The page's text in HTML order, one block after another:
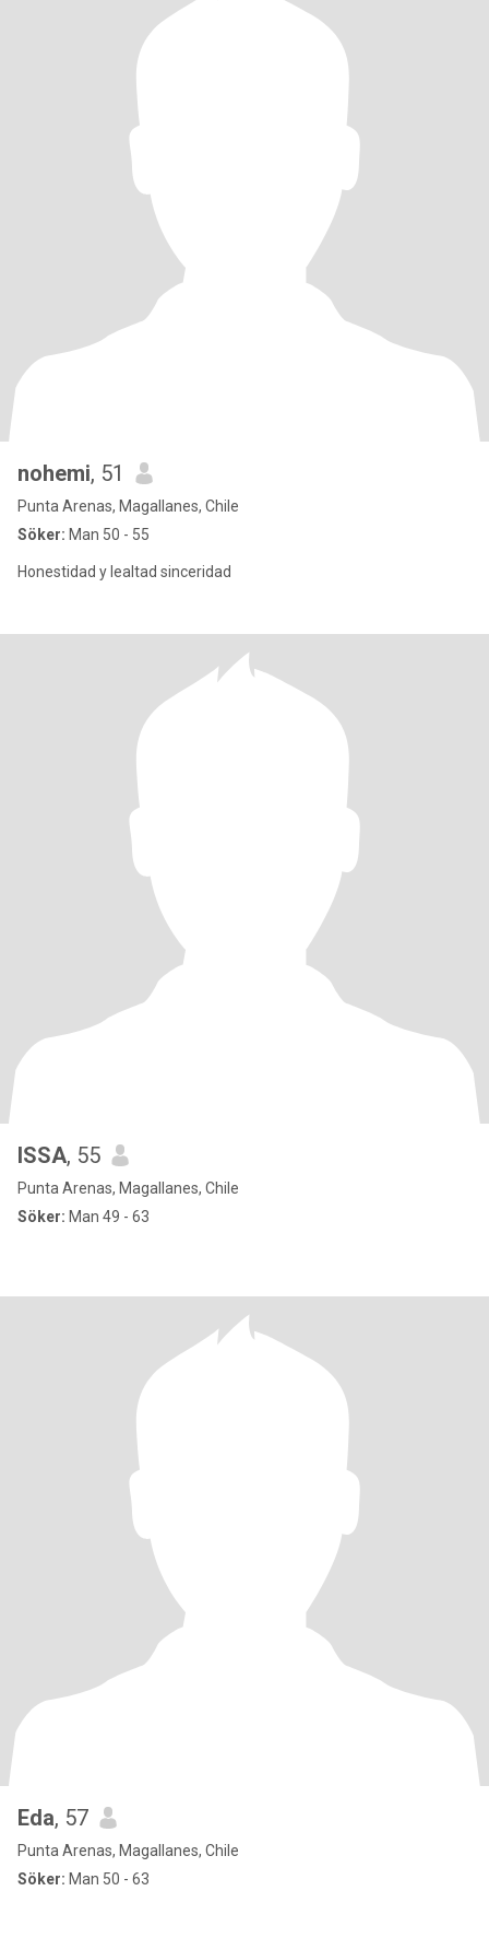
nohemi, 51
Punta Arenas, Magallanes, Chile
Söker: Man 50 - 55
Honestidad y lealtad sinceridad
ISSA, 55
Punta Arenas, Magallanes, Chile
Söker: Man 49 - 63
Eda, 57
Punta Arenas, Magallanes, Chile
Söker: Man 50 - 63